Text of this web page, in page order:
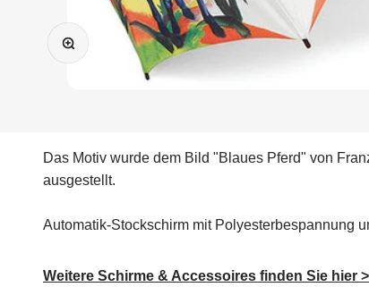
Bild vergrößern
Das Motiv wurde dem Bild "Blaues Pferd" von
ausgestellt.
Automatik-Stockschirm mit Polyesterbespannung
Weitere Schirme & Accessoires finden Sie hier